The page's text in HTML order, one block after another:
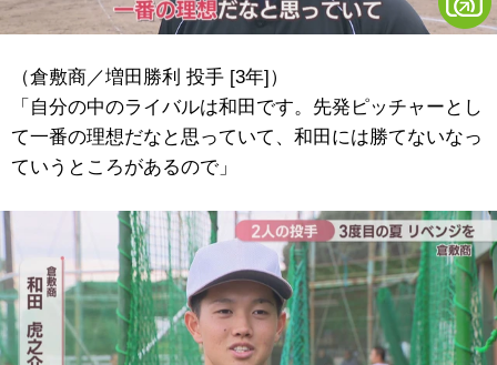
（倉敷商／増田勝利 投手 [3年]）
「自分の中のライバルは和田です。先発ピッチャーとし
て一番の理想だなと思っていて、和田には勝てないなっ
ていうところがあるので」